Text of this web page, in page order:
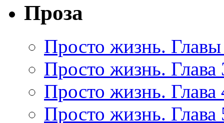
Проза
Просто жизнь.
Просто жизнь. Глава
Просто жизнь. Глава
Просто жизнь. Глава